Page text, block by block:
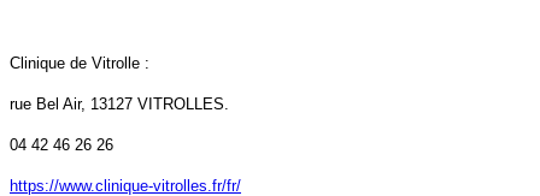
Clinique de Vitrolle :
rue Bel Air, 13127 VITROLLES.
04 42 46 26 26
https://www.clinique-vitrolles.fr/fr/